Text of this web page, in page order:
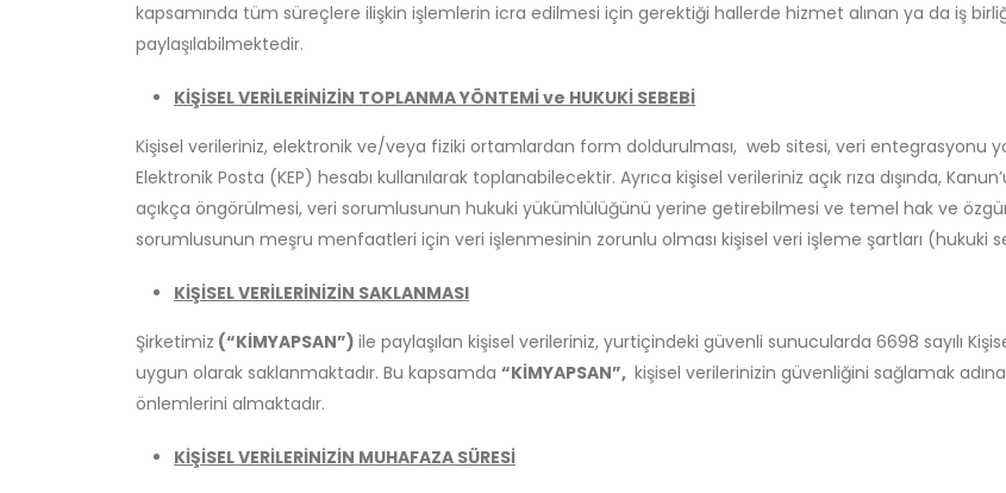
kapsamında tüm süreçlere ilişkin işlemlerin icra edilmesi için gerektiği hallerde hizmet alınan ya da iş
paylaşılabilmektedir.
KİŞİSEL VERİLERİNİZİN TOPLANMA YÖNTEMİ ve HUKUKİ SEBEBİ
Kişisel verileriniz, elektronik ve/veya fiziki ortamlardan form doldurulması, web sitesi, veri entegrasyonu
Elektronik Posta (KEP) hesabı kullanılarak toplanabilecektir. Ayrıca kişisel verileriniz açık rıza dışında,
açıkça öngörülmesi, veri sorumlusunun hukuki yükümlülüğünü yerine getirebilmesi ve temel hak ve
sorumlusunun meşru menfaatleri için veri işlenmesinin zorunlu olması kişisel veri işleme şartları (hukuki
KİŞİSEL VERİLERİNİZİN SAKLANMASI
Şirketimiz (“KİMYAPSAN”) ile paylaşılan kişisel verileriniz, yurtiçindeki güvenli sunucularda 6698 sayılı
uygun olarak saklanmaktadır. Bu kapsamda “KİMYAPSAN”, kişisel verilerinizin güvenliğini sağlamak
önlemlerini almaktadır.
KİŞİSEL VERİLERİNİZİN MUHAFAZA SÜRESİ